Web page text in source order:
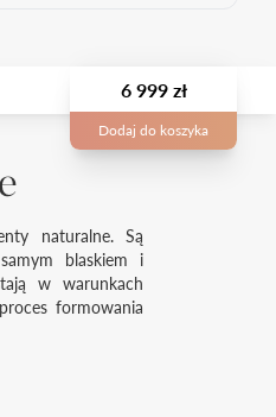
6 999 zł
Dodaj do koszyka
naturalne. Są
blaskiem i
w warunkach
formowania